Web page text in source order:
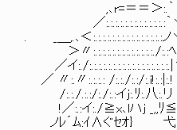
,､r=＝＝＞:.｀ヽ｀
／:.:.:.:.:.:.:.:.:.:.:.:.:
. _＿,.､＜
＞〃:.:.:.:.:.:.:.:.:.:.:.:.:./
／イ:./:.:.:.:.:.:.:.:.:.:.:.:.:.:.:.:.:.|ヾ
／ 〃:.〃:.:.:.: /:.:./:.:/
/:.:./.:.:/:./:.:イj:.ﾘ:.八:.リ
!／:.:イ:./≧x､lハｊ _,,ﾘ≦二
ノﾚ´ﾑ:ｲ∧ぐｾｵ} 弋ダﾉｲ